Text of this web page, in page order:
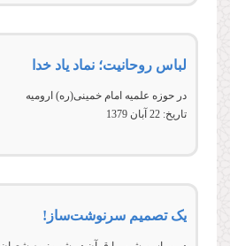
لباس روحانیت؛ نماد یاد خدا
در حوزه علمیه امام خمینى(ره) ارومیه
تاریخ: 22 آبان 1379
یک تصمیم سرنوشت‌ساز!